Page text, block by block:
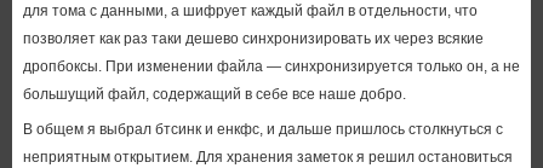
для тома с данными, а шифрует каждый файл в отдельности, что
позволяет как раз таки дешево синхронизировать их через всякие
дропбоксы. При изменении файла — синхронизируется только он, а не
большущий файл, содержащий в себе все наше добро.
В общем я выбрал бтсинк и енкфс, и дальше пришлось столкнуться с
неприятным открытием. Для хранения заметок я решил остановиться